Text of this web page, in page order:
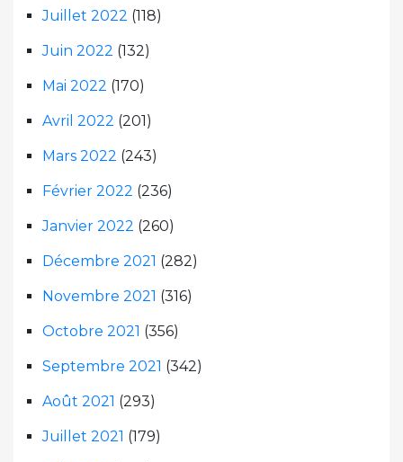
Juillet 2022 (118)
Juin 2022 (132)
Mai 2022 (170)
Avril 2022 (201)
Mars 2022 (243)
Février 2022 (236)
Janvier 2022 (260)
Décembre 2021 (282)
Novembre 2021 (316)
Octobre 2021 (356)
Septembre 2021 (342)
Août 2021 (293)
Juillet 2021 (179)